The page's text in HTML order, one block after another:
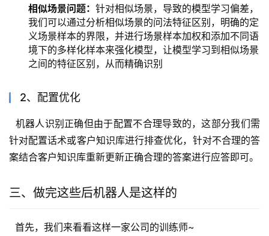
相似场景问题： 针对相似场景，导致的模型学习偏差，
我们可以通过分析相似场景的问法特征区别，明确的定
义场景样本的界限，并进行场景样本加权和添加不同语
境下的多样化样本来强化模型，让模型学习到相似场景
之间的特征区别，从而精确识别
2、配置优化
机器人识别正确但由于配置不合理导致的，这部分我们需
针对配置话术或客户知识库进行排查优化，针对不合理的答
案结合客户知识库重新更新正确合理的答案进行应答即可。
三、做完这些后机器人是这样的
首先，我们来看看这样一家公司的训练师~